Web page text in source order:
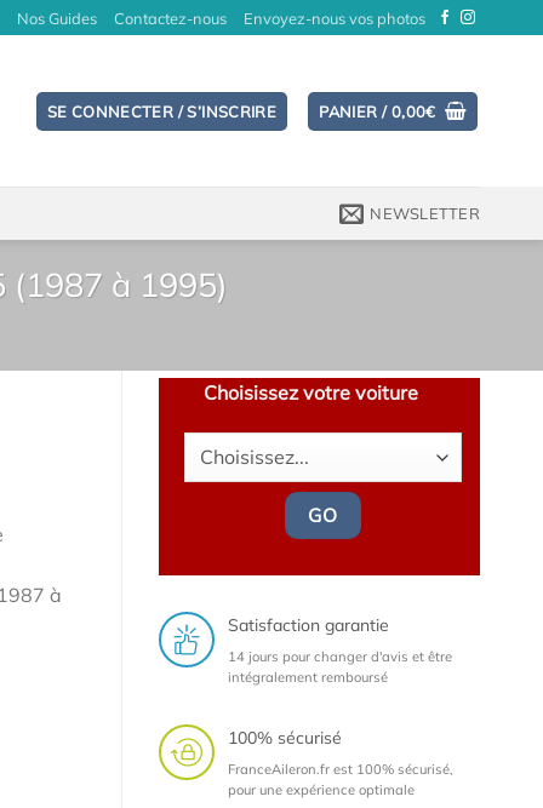
Nos Guides Contactez-nous Envoyez-nous vos photos
SE CONNECTER / S’INSCRIRE PANIER /0,00€
NEWSLETTER
(1987 à 1995)
Choisissez votre voiture
GO
Satisfaction garantie
14 jours pour changer d'avis et être
intégralement remboursé
100% sécurisé
FranceAileron.fr est 100% sécurisé,
pour une expérience optimale
à